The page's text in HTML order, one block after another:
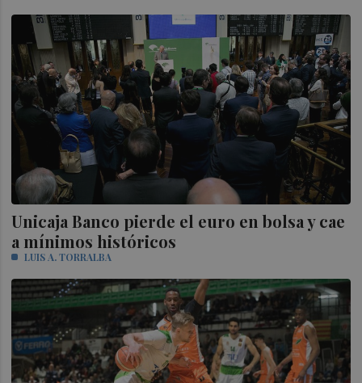
Unicaja Banco pierde el euro en bolsa y cae
a mínimos históricos
LUIS A. TORRALBA